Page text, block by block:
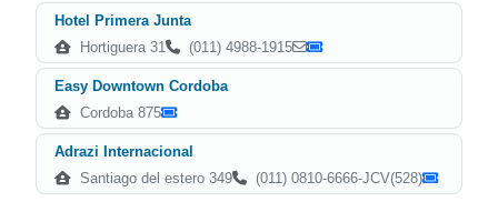
Hotel Primera Junta
Hortiguera 31
(011) 4988-1915
Easy Downtown Cordoba
Cordoba 875
Adrazi Internacional
Santiago del estero 349
(011) 0810-6666-JCV(528)